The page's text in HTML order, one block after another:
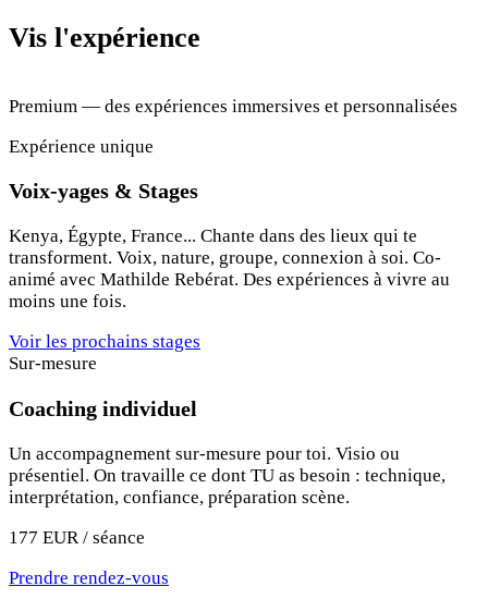
Vis l'expérience
Premium — des expériences immersives et personnalisées
Expérience unique
Voix-yages & Stages
Kenya, Égypte, France... Chante dans des lieux qui te
transforment. Voix, nature, groupe, connexion à soi. Co-
animé avec Mathilde Rebérat. Des expériences à vivre au
moins une fois.
Voir les prochains stages
Sur-mesure
Coaching individuel
Un accompagnement sur-mesure pour toi. Visio ou
présentiel. On travaille ce dont TU as besoin : technique,
interprétation, confiance, préparation scène.
177 EUR / séance
Prendre rendez-vous